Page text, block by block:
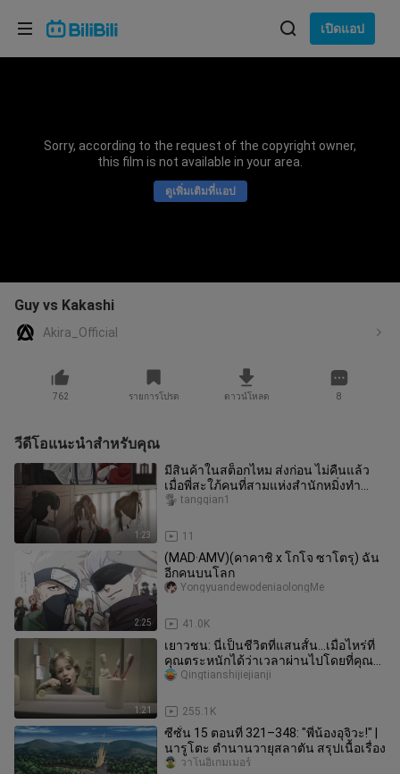
เปิดแอป
Sorry, according to the request of the copyright owner,
this film is not available in your area.
ดูเพิ่มเติมที่แอป
Guy vs Kakashi
Akira_Official
762 รายการโปรด ดาวน์โหลด 8
วีดีโอแนะนำสำหรับคุณ
1:23
มีสินค้าในสต็อกไหม ส่งก่อน ไม่คืนแล้ว
เมื่อพี่สะใภ้คนที่สามแห่งสำนักหมิ่งทำ
อาหาร…
11
tangqian1
2:25
(MAD·AMV)(คาคาชิ x โกโจ ซาโตรุ) ฉัน
อีกคนบนโลก
41.0K
YongyuandewodeniaolongMe
1:21
เยาวชน: นี่เป็นชีวิตที่แสนสั้น...เมื่อไหร่ที่
คุณตระหนักได้ว่าเวลาผ่านไปโดยที่คุณ
ไม่รู้ตัว?
255.1K
Qingtianshijiejianji
ซีซั่น 15 ตอนที่ 321–348: "พี่น้องอุจิวะ!" |
นารูโตะ ตำนานวายุสลาตัน สรุปเนื้อเรื่อง
วาโนอิเกมเมอร์
เลือกภาษา